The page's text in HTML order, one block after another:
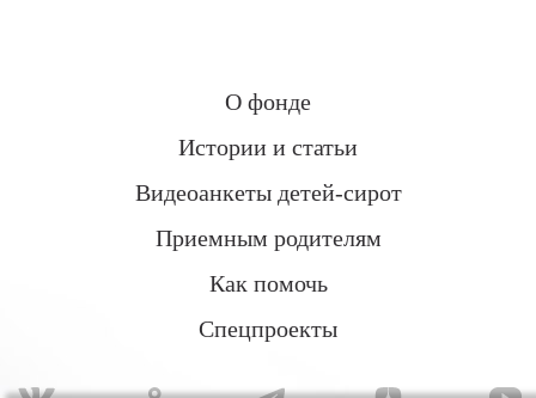
О фонде
Истории и статьи
Видеоанкеты детей-сирот
Приемным родителям
Как помочь
Спецпроекты